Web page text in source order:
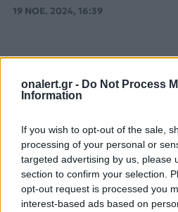
onalert.gr - Do Not Process
Information
If you wish to opt-out of the sale,
processing of your personal or
targeted advertising by us, please
section to confirm your selection.
opt-out request is processed you
interest-based ads based on
19 ΝΟΕ. 2024, 16:39